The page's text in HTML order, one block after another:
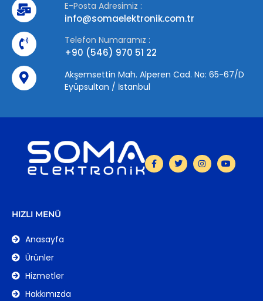
E-Posta Adresimiz :
info@somaelektronik.com.tr
Telefon Numaramız :
+90 (546) 970 51 22
Akşemsettin Mah. Alperen Cad. No: 65-67/D
Eyüpsultan / İstanbul
HIZLI MENÜ
Anasayfa
Ürünler
Hizmetler
Hakkımızda